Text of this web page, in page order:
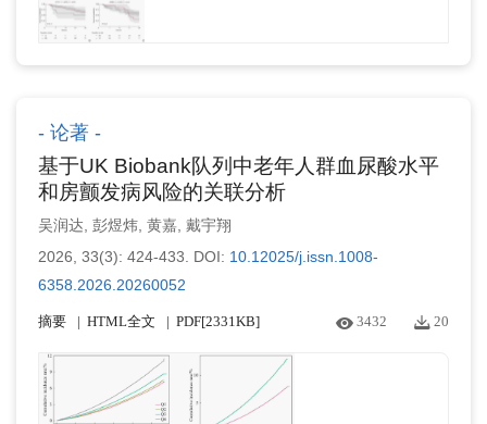
论著
基于UK Biobank队列中老年人群血尿酸水平
和房颤发病风险的关联分析
吴润达 彭煜炜 黄嘉 戴宇翔
2026, 33(3): 424-433.
DOI: 10.12025/j.issn.1008-
6358.2026.20260052
摘要 HTML全文 PDF[2331KB] 3432 20